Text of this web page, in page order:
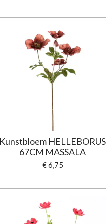
Kunstbloem HELLEBORUS
67CM MASSALA
€ 6,75